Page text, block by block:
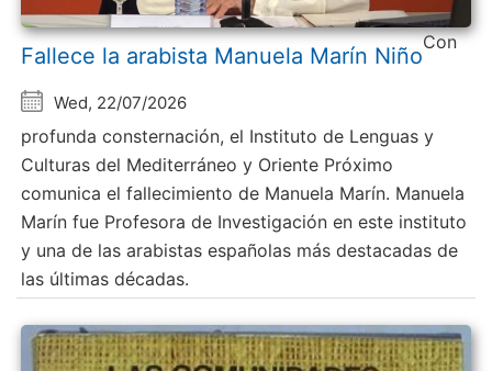
Fallece la arabista Manuela Marín Niño
Wed, 22/07/2026
Con
profunda consternación, el Instituto de Lenguas y
Culturas del Mediterráneo y Oriente Próximo
comunica el fallecimiento de Manuela Marín. Manuela
Marín fue Profesora de Investigación en este instituto
y una de las arabistas españolas más destacadas de
las últimas décadas.